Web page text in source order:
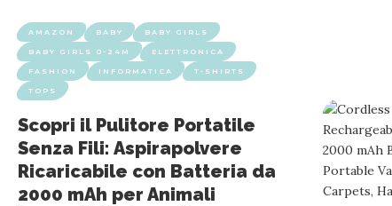
AMAZON BABY BABY GIRLS
BABY GIRLS 0-24M ELETTRONICA
FASHION INFORMATICA T-SHIRTS
TOPS
Scopri il Pulitore Portatile
Senza Fili: Aspirapolvere
Ricaricabile con Batteria da
2000 mAh per Animali